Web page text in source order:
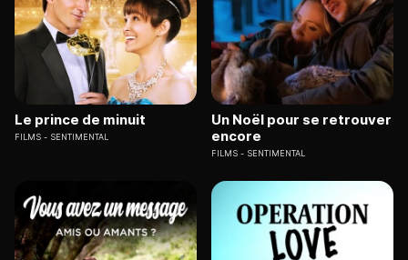
Le prince de minuit
FILMS SENTIMENTAL
Un Noël pour se retrouver
encore
FILMS SENTIMENTAL